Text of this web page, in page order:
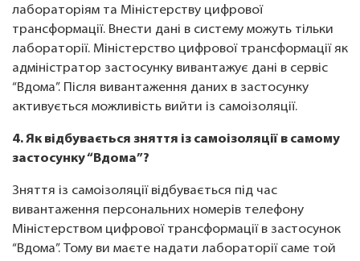
лабораторіям та Міністерству цифрової
трансформації. Внести дані в систему можуть тільки
лабораторії. Міністерство цифрової трансформації як
адміністратор застосунку вивантажує дані в сервіс
“Вдома”. Після вивантаження даних в застосунку
активується можливість вийти із самоізоляції.
4. Як відбувається зняття із самоізоляції в самому
застосунку “Вдома”?
Зняття із самоізоляції відбувається під час
вивантаження персональних номерів телефону
Міністерством цифрової трансформації в застосунок
“Вдома”. Тому ви маєте надати лабораторії саме той